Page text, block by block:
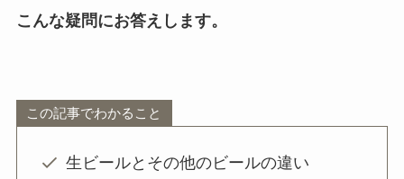
こんな疑問にお答えします。
この記事でわかること
生ビールとその他のビールの違い